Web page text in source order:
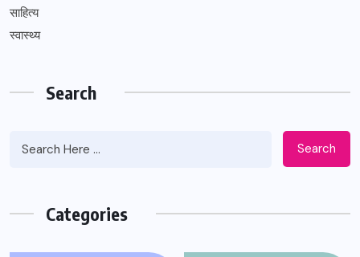
साहित्य
स्वास्थ्य
Search
Search
Categories